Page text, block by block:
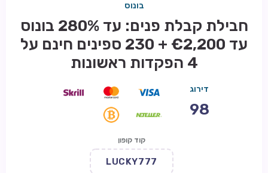
בונוס
חבילת קבלת פנים: עד 280% בונוס
עד €2,200 + 230 ספינים חינם על
4 הפקדות ראשונות
דירוג
98
קוד קופון
LUCKY777